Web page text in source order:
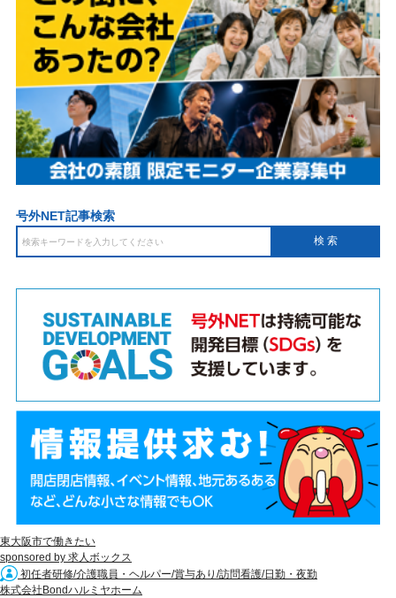
号外NET記事検索
東大阪市で働きたい
sponsored by 求人ボックス
初任者研修/介護職員・ヘルパー/賞与あり/訪問看護/日勤・夜勤
株式会社Bondハルミヤホーム